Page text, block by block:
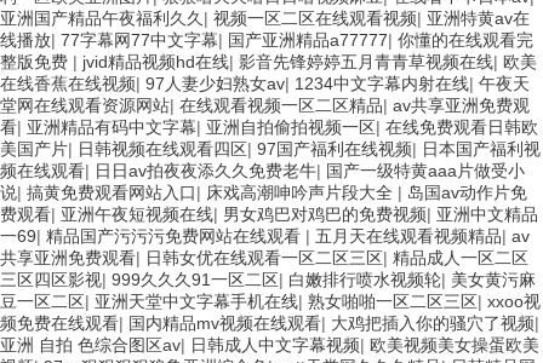
亚洲国产精品午夜福利久久 | 视频一区二区在线观看视频| 亚洲特黄av在
线播放| 77字幕网77中文字幕| 国产亚洲精品a77777| 你懂的在线观看完
整版免费 | jvid精品视频hd在线| 影音先锋婷婷五月青青草视频在线| 欧美
在线香蕉在线视频| 97人妻少妇熟女av| 1234中文字幕内射在线| 午夜天
堂网在线观看资源网站| 在线观看视频一区二区精品| av共享亚洲免费观
看| 亚洲精品有码中文字幕| 亚洲自拍偷拍视频一区| 在线免费观看日韩欧
美国产片| 日韩视频在线观看四区| 97国产福利在线视频| 日本国产福利视
频在线观看| 日日av拍夜夜添久久免费老牛| 国产一级特黄aaa片做受小
说| 搞黄免费观看网站入口| 床戏高潮呻吟声片段大全 | 岛国av动作片免
费观看| 亚洲午夜短视频在线| 男女鸡巴对鸡巴的免费视频| 亚洲中文精品
一69| 精品国产污污污免费网站在线观看 | 五月天在线观看视频精品| av
共享亚洲免费观看| 日韩女优在线观看一区二区三区| 精品成人一区二区
三区四区影视| 999久久久91一区二区| 白嫩排行喷水视频轮| 美女黄污麻
豆一区二区| 亚洲天堂中文字幕手机在线| 熟女啪啪一区二区三区| xxoo视
频免费在线观看| 国内精品mv视频在线观看| 大鸡把插入你的骚穴了视频|
亚洲 自拍 色综合图区av| 日韩成人中文字幕视频| 欧美视频美女操蛋欧美